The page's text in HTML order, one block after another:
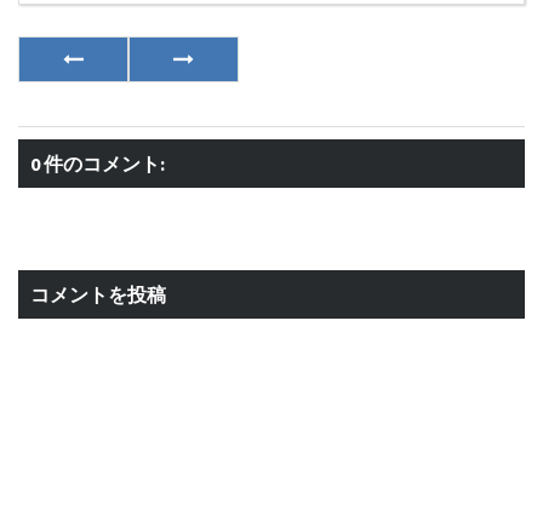
0 件のコメント:
コメントを投稿